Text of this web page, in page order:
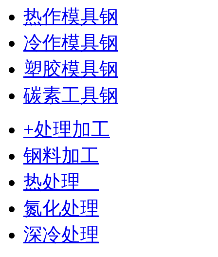
热作模具钢
冷作模具钢
塑胶模具钢
碳素工具钢
+处理加工
钢料加工
热处理
氮化处理
深冷处理